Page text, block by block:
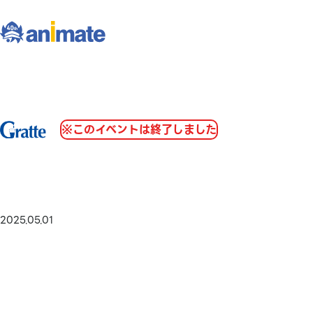
※このイベントは終了しました
2025.05.01